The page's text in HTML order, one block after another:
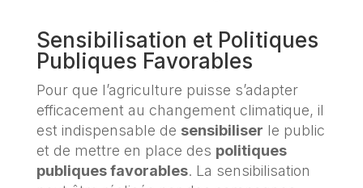
Sensibilisation et Politiques
Publiques Favorables
Pour que l’agriculture puisse s’adapter
efficacement au changement climatique, il
est indispensable de sensibiliser le public
et de mettre en place des politiques
publiques favorables. La sensibilisation